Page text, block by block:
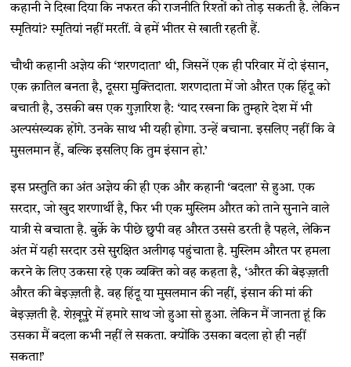
कहानी ने दिखा दिया कि नफरत की राजनीति रिश्तों को तोड़ सकती है. लेकिन
स्मृतियां? स्मृतियां नहीं मरतीं. वे हमें भीतर से खाती रहती हैं.
चौथी कहानी अज्ञेय की ‘शरणदाता’ थी, जिसनें एक ही परिवार में दो इंसान,
एक क़ातिल बनता है, दूसरा मुक्तिदाता. शरणदाता में जो औरत एक हिंदू को
बचाती है, उसकी बस एक गुज़ारिश है: ‘याद रखना कि तुम्हारे देश में भी
अल्पसंख्यक होंगे. उनके साथ भी यही होगा. उन्हें बचाना. इसलिए नहीं कि वे
मुसलमान हैं, बल्कि इसलिए कि तुम इंसान हो.’
इस प्रस्तुति का अंत अज्ञेय की ही एक और कहानी ‘बदला’ से हुआ. एक
सरदार, जो खुद शरणार्थी है, फिर भी एक मुस्लिम औरत को ताने सुनाने वाले
यात्री से बचाता है. बुर्क़े के पीछे छुपी वह औरत उससे डरती है पहले, लेकिन
अंत में यही सरदार उसे सुरक्षित अलीगढ़ पहुंचाता है. मुस्लिम औरत पर हमला
करने के लिए उकसा रहे एक व्यक्ति को वह कहता है, ‘औरत की बेइज़्ज़ती
औरत की बेइज़्ज़ती है. वह हिंदू या मुसलमान की नहीं, इंसान की मां की
बेइज़्ज़ती है. शेख़ूपुरे में हमारे साथ जो हुआ सो हुआ. लेकिन मैं जानता हूं कि
उसका मैं बदला कभी नहीं ले सकता. क्योंकि उसका बदला हो ही नहीं
सकता!’